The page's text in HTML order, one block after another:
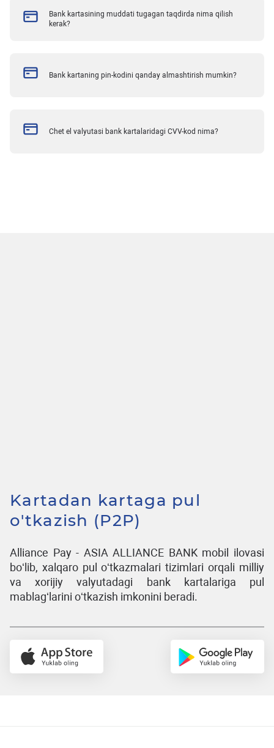
Bank kartasining muddati tugagan taqdirda nima qilish
kerak?
Bank kartaning pin-kodini qanday almashtirish mumkin?
Chet el valyutasi bank kartalaridagi CVV-kod nima?
Kartadan kartaga pul
o'tkazish (P2P)
Alliance Pay - ASIA ALLIANCE BANK mobil ilovasi
boʻlib, xalqaro pul oʻtkazmalari tizimlari orqali milliy
va xorijiy valyutadagi bank kartalariga pul
mablagʻlarini oʻtkazish imkonini beradi.